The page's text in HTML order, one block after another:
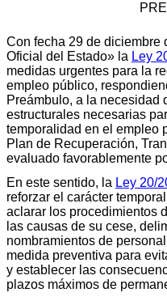
Con fecha 29 de diciembre
Oficial del Estado» la Ley
medidas urgentes para la
empleo público,
Preámbulo, a la necesidad
estructurales necesarias
temporalidad en el empleo
Plan de Recuperación,
evaluado favorablemente
En este sentido, la Ley 20/
reforzar el carácter
aclarar los procedimientos
las causas de su cese,
nombramientos de
medida preventiva para
y establecer las
plazos máximos de